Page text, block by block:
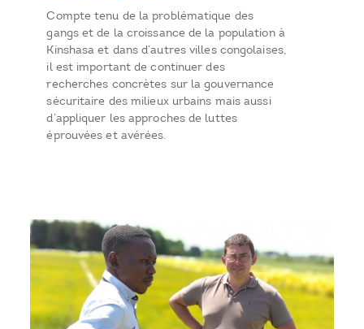
Compte tenu de la problématique des
gangs et de la croissance de la population à
Kinshasa et dans d’autres villes congolaises,
il est important de continuer des
recherches concrètes sur la gouvernance
sécuritaire des milieux urbains mais aussi
d’appliquer les approches de luttes
éprouvées et avérées.